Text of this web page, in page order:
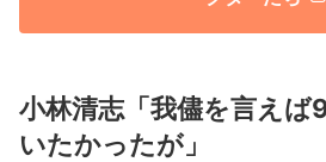
小林清志「我儘を言え
いたかったが」